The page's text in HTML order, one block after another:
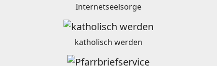
Internetseelsorge
katholisch werden